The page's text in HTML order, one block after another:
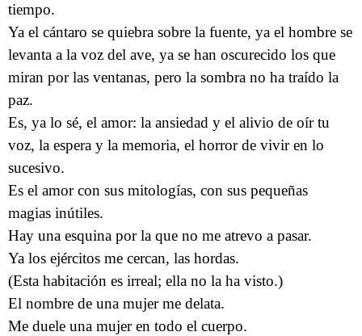
tiempo.
Ya el cántaro se quiebra sobre la fuente, ya el hombre se
levanta a la voz del ave, ya se han oscurecido los que
miran por las ventanas, pero la sombra no ha traído la
paz.
Es, ya lo sé, el amor: la ansiedad y el alivio de oír tu
voz, la espera y la memoria, el horror de vivir en lo
sucesivo.
Es el amor con sus mitologías, con sus pequeñas
magias inútiles.
Hay una esquina por la que no me atrevo a pasar.
Ya los ejércitos me cercan, las hordas.
(Esta habitación es irreal; ella no la ha visto.)
El nombre de una mujer me delata.
Me duele una mujer en todo el cuerpo.